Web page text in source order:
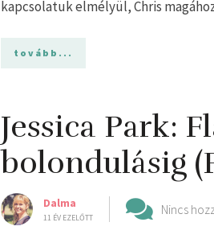
kapcsolatuk elmélyül, Chris
tovább...
Jessica Park:
bolondulásig
Dalma
11 ÉV EZELŐTT
Nincs